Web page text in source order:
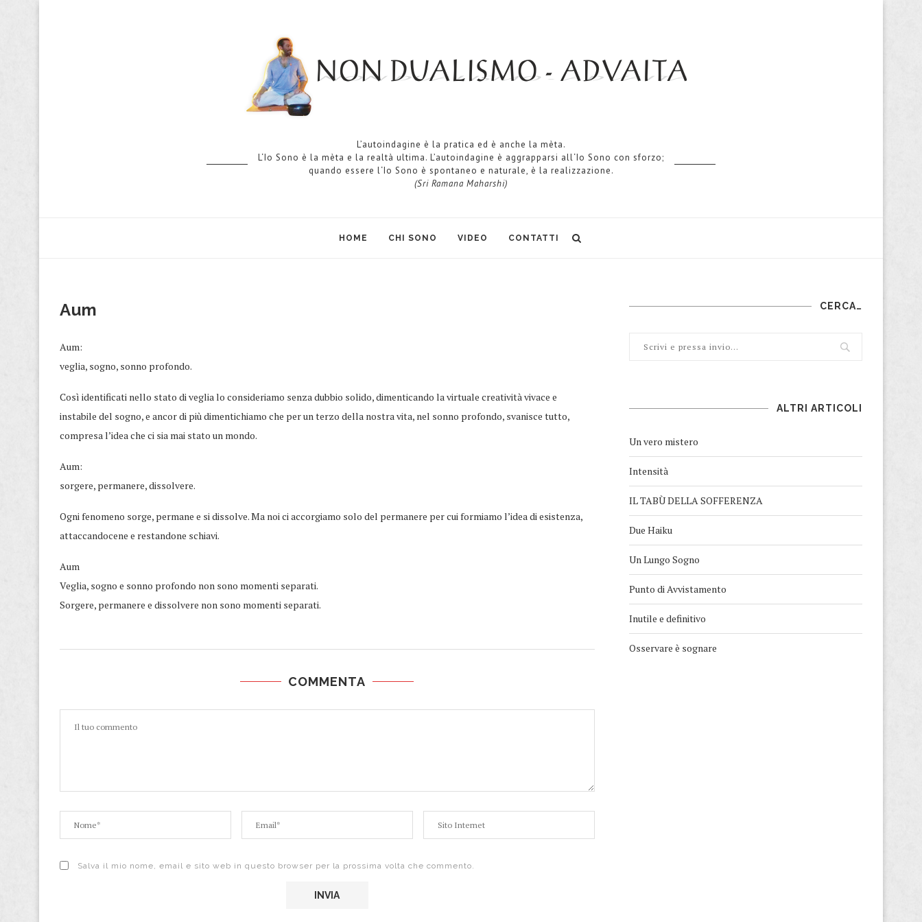
L’autoindagine è la pratica ed è anche la mèta.
L‘Io Sono è la mèta e la realtà ultima. L’autoindagine è aggrapparsi all‘Io Sono con sforzo;
quando essere l‘Io Sono è spontaneo e naturale, è la realizzazione.
(Sri Ramana Maharshi)
HOME CHI SONO VIDEO CONTATTI
Aum
Aum:
veglia, sogno, sonno profondo.
Così identificati nello stato di veglia lo consideriamo senza dubbio solido, dimenticando la virtuale creatività vivace e
instabile del sogno, e ancor di più dimentichiamo che per un terzo della nostra vita, nel sonno profondo, svanisce tutto,
compresa l’idea che ci sia mai stato un mondo.
Aum:
sorgere, permanere, dissolvere.
Ogni fenomeno sorge, permane e si dissolve. Ma noi ci accorgiamo solo del permanere per cui formiamo l’idea di esistenza,
attaccandocene e restandone schiavi.
Aum
Veglia, sogno e sonno profondo non sono momenti separati.
Sorgere, permanere e dissolvere non sono momenti separati.
COMMENTA
Salva il mio nome, email e sito web in questo browser per la prossima volta che commento.
CERCA…
ALTRI ARTICOLI
Un vero mistero
Intensità
IL TABÙ DELLA SOFFERENZA
Due Haiku
Un Lungo Sogno
Punto di Avvistamento
Inutile e definitivo
Osservare è sognare